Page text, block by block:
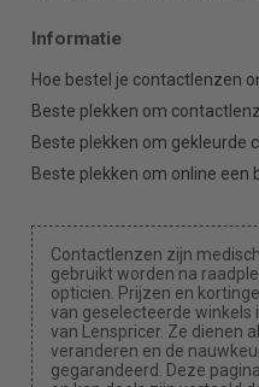
Informatie
Hoe bestel je contactlenzen
Beste plekken om
Beste plekken om gekleurde
Beste plekken om online een
Contactlenzen zijn
gebruikt worden na
opticien. Prijzen en
van geselecteerde winkels
van Lenspricer. Ze dienen
veranderen en de
gegarandeerd. Deze